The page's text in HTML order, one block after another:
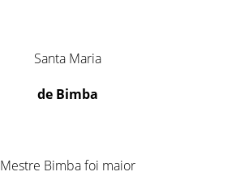
Santa Maria
de Bimba
Mestre Bimba foi maior